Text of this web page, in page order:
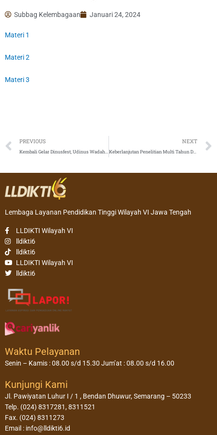
Subbag Kelembagaan Januari 24, 2024
Materi 1
Materi 2
Materi 3
Prev
PREVIOUS
Kembali Gelar Dinusfest, Udinus Wadahi Kreasi Pelajar se-Indonesia
NEXT
Keberlanjutan Penelitian Multi Tahun DRTPM
Lembaga Layanan Pendidikan Tinggi Wilayah VI Jawa Tengah
LLDIKTI Wilayah VI
lldikti6
lldikti6
LLDIKTI Wilayah VI
lldikti6
Waktu Pelayanan
Senin – Kamis : 08.00 s/d 15.30 Jum’at : 08.00 s/d 16.00
Kunjungi Kami
Jl. Pawiyatan Luhur I / 1 , Bendan Dhuwur, Semarang – 50233
Telp. (024) 8317281, 8311521
Fax. (024) 8311273
Email : info@lldikti6.id